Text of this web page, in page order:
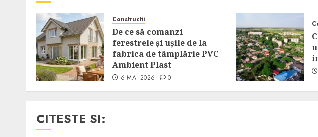
Constructii
De ce să comanzi
ferestrele și ușile de la
fabrica de tâmplărie PVC
Ambient Plast
6 MAI 2026 0
CITESTE SI: